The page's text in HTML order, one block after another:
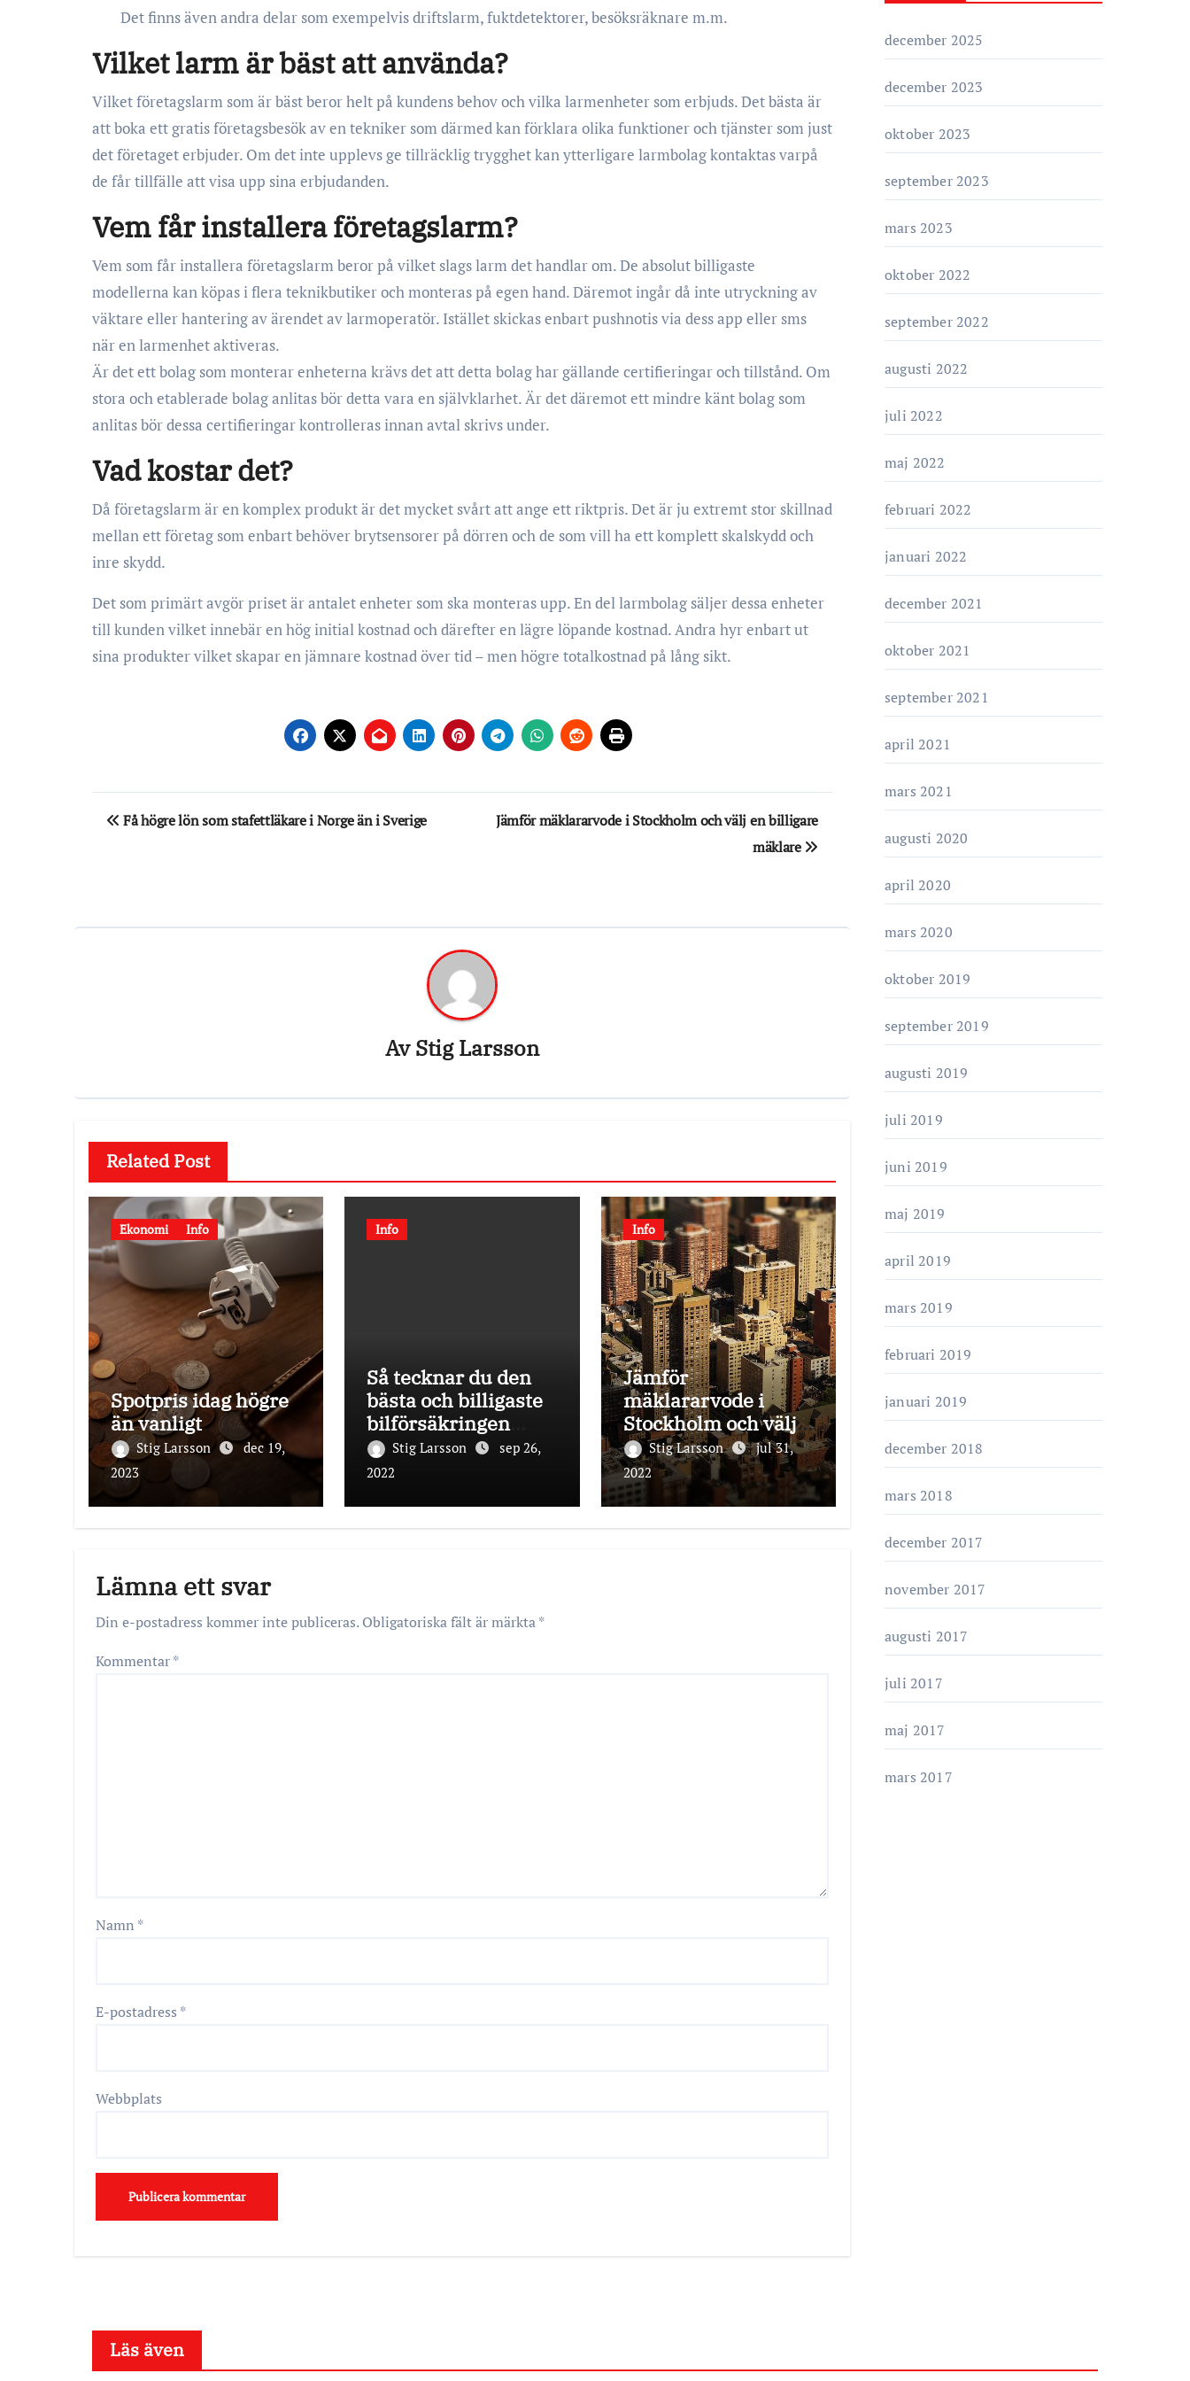
Det finns även andra delar som exempelvis driftslarm, fuktdetektorer, besöksräknare m.m.
Vilket larm är bäst att använda?
Vilket företagslarm som är bäst beror helt på kundens behov och vilka larmenheter som erbjuds. Det bästa är
att boka ett gratis företagsbesök av en tekniker som därmed kan förklara olika funktioner och tjänster som just
det företaget erbjuder. Om det inte upplevs ge tillräcklig trygghet kan ytterligare larmbolag kontaktas varpå
de får tillfälle att visa upp sina erbjudanden.
Vem får installera företagslarm?
Vem som får installera företagslarm beror på vilket slags larm det handlar om. De absolut billigaste
modellerna kan köpas i flera teknikbutiker och monteras på egen hand. Däremot ingår då inte utryckning av
väktare eller hantering av ärendet av larmoperatör. Istället skickas enbart pushnotis via dess app eller sms
när en larmenhet aktiveras.
Är det ett bolag som monterar enheterna krävs det att detta bolag har gällande certifieringar och tillstånd. Om
stora och etablerade bolag anlitas bör detta vara en självklarhet. Är det däremot ett mindre känt bolag som
anlitas bör dessa certifieringar kontrolleras innan avtal skrivs under.
Vad kostar det?
Då företagslarm är en komplex produkt är det mycket svårt att ange ett riktpris. Det är ju extremt stor skillnad
mellan ett företag som enbart behöver brytsensorer på dörren och de som vill ha ett komplett skalskydd och
inre skydd.
Det som primärt avgör priset är antalet enheter som ska monteras upp. En del larmbolag säljer dessa enheter
till kunden vilket innebär en hög initial kostnad och därefter en lägre löpande kostnad. Andra hyr enbart ut
sina produkter vilket skapar en jämnare kostnad över tid – men högre totalkostnad på lång sikt.
Inläggsnavigering
Få högre lön som stafettläkare i Norge än i Sverige
Jämför mäklararvode i Stockholm och välj en billigare
mäklare
AvStig Larsson
Related Post
Ekonomi Info
Spotpris idag högre
än vanligt
Stig Larsson
dec 19,
2023
Info
Så tecknar du den
bästa och billigaste
bilförsäkringen
2022Stig Larsson
sep 26,
2022
Info
Jämför
mäklararvode i
Stockholm och välj
en billigare mäklare
Stig Larsson
jul 31,
2022
Lämna ett svar
Din e-postadress kommer inte publiceras. Obligatoriska fält är märkta*
Kommentar*
Namn *
E-postadress *
Webbplats
o
i
e
r
december 2025
december 2023
oktober 2023
september 2023
mars 2023
oktober 2022
september 2022
augusti 2022
juli 2022
maj 2022
februari 2022
januari 2022
december 2021
oktober 2021
september 2021
april 2021
mars 2021
augusti 2020
april 2020
mars 2020
oktober 2019
september 2019
augusti 2019
juli 2019
juni 2019
maj 2019
april 2019
mars 2019
februari 2019
januari 2019
december 2018
mars 2018
december 2017
november 2017
augusti 2017
juli 2017
maj 2017
mars 2017
Läs även